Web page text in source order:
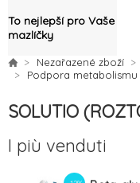
To nejlepší pro Vaše
mazlíčky
Nezařazené zboží
Podpora metabolismu
SOLUTIO
I più venduti